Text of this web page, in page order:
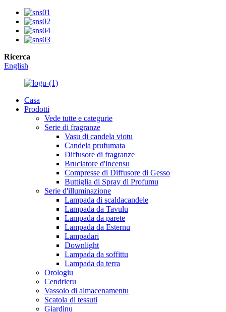
Ricerca
English
Casa
Prodotti
Vede tutte e categurie
Serie di fragranze
Vasu di candela viotu
Candela prufumata
Diffusore di fragranze
Bruciatore d'incensu
Compresse di Diffusore di Gesso
Buttiglia di Spray di Profumu
Serie d'illuminazione
Lampada di scaldacandele
Lampada da Tavulu
Lampada da parete
Lampada da Esternu
Lampadari
Downlight
Lampada da soffittu
Lampada da terra
Orologiu
Cendrieru
Vassoio di almacenamentu
Scatola di tessuti
Giardinu